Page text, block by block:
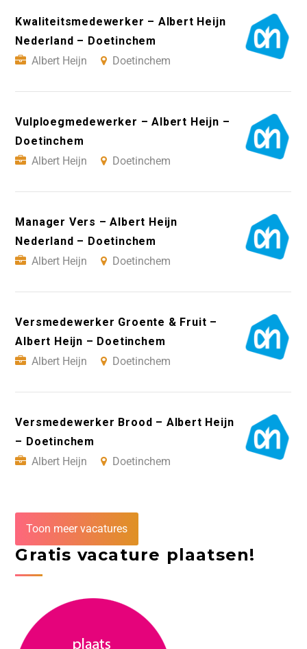
Kwaliteitsmedewerker – Albert Heijn
Nederland – Doetinchem
Albert Heijn
Doetinchem
Vulploegmedewerker – Albert Heijn –
Doetinchem
Albert Heijn
Doetinchem
Manager Vers – Albert Heijn
Nederland – Doetinchem
Albert Heijn
Doetinchem
Versmedewerker Groente & Fruit –
Albert Heijn – Doetinchem
Albert Heijn
Doetinchem
Versmedewerker Brood – Albert Heijn
– Doetinchem
Albert Heijn
Doetinchem
Toon meer vacatures
Gratis vacature plaatsen!